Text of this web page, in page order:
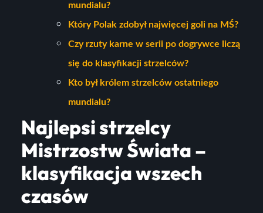
mundialu?
Który Polak zdobył najwięcej goli na MŚ?
Czy rzuty karne w serii po dogrywce liczą
się do klasyfikacji strzelców?
Kto był królem strzelców ostatniego
mundialu?
Najlepsi strzelcy
Mistrzostw Świata –
klasyfikacja wszech
czasów